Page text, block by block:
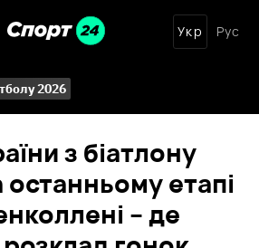
Укр Рус
2026
з біатлону
останньому етапі
– де